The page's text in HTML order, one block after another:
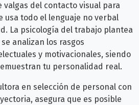
valgas del contacto visual para
usa todo el lenguaje no verbal
La psicología del trabajo plantea
analizan los rasgos
y motivacionales, siendo
tu personalidad real.
en selección de personal con
asegura que es posible